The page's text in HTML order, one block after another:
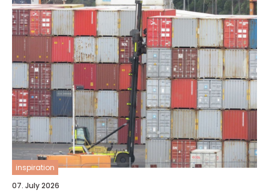
inspiration
07. July 2026